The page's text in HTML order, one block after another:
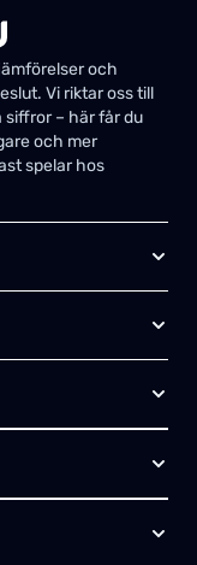
och
Vi riktar oss till
siffror – här får du
och mer
spelar hos